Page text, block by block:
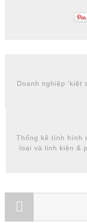
Doanh nghiệp ‘kiệt
Thống kê tình hình
loại và linh kiện &